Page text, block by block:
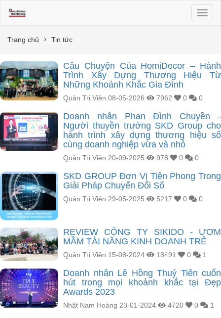
Trang chủ
Tin tức
Câu Chuyện Của HomiDecor – Hành
Trình Xây Dựng Thương Hiệu Từ
Những Khoảnh Khắc Gia Đình
Quản Trị Viên 08-05-2026 7962 0 0
Doanh nhân Phan Đình Chuyền -
Người thuyền trưởng SKD Group cho
hành trình xây dựng thương hiệu số
cùng doanh nghiệp vừa và nhỏ
Quản Trị Viên 20-09-2025 978 0 0
SKD GROUP Đơn Vị Tiên Phong Trong
Giải Pháp Chuyển Đổi Số
Quản Trị Viên 29-05-2025 5217 0 0
REVIEW CÔNG TY SIKIDO - ƯƠM
MẦM TÀI NĂNG KINH DOANH TRẺ
Quản Trị Viên 15-08-2024 18491 0 1
Doanh nhân Lê Hồng Thuỷ Tiên cuốn
hút trong mọi khoảnh khắc tại Đẹp
Awards 2023
Nhật Nam Hoàng 23-01-2024 4720 0 1